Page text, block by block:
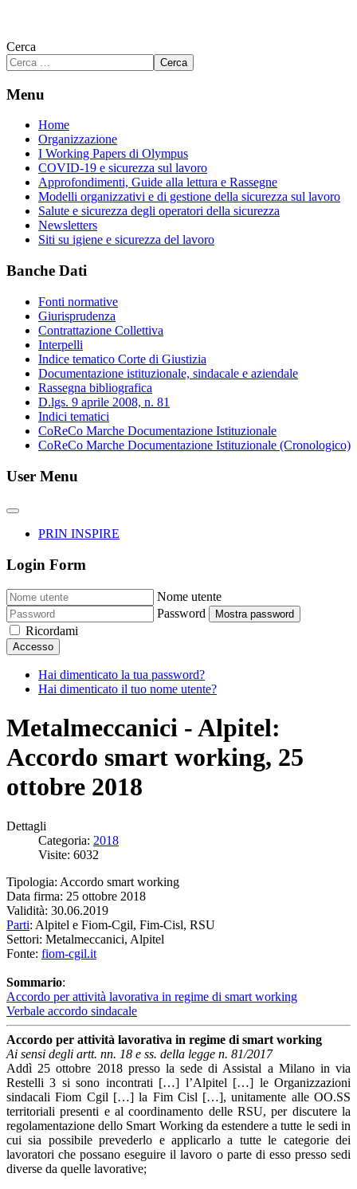
Cerca
Cerca
Menu
Home
Organizzazione
I Working Papers di Olympus
COVID-19 e sicurezza sul lavoro
Approfondimenti, Guide alla lettura e Rassegne
Modelli organizzativi e di gestione della sicurezza sul lavoro
Salute e sicurezza degli operatori della sicurezza
Newsletters
Siti su igiene e sicurezza del lavoro
Banche Dati
Fonti normative
Giurisprudenza
Contrattazione Collettiva
Interpelli
Indice tematico Corte di Giustizia
Documentazione istituzionale, sindacale e aziendale
Rassegna bibliografica
D.lgs. 9 aprile 2008, n. 81
Indici tematici
CoReCo Marche Documentazione Istituzionale
CoReCo Marche Documentazione Istituzionale (Cronologico)
User Menu
PRIN INSPIRE
Login Form
Nome utente
Password
Mostra password
Ricordami
Accesso
Hai dimenticato la tua password?
Hai dimenticato il tuo nome utente?
Metalmeccanici - Alpitel:
Accordo smart working, 25
ottobre 2018
Dettagli
Categoria: 2018
Visite: 6032
Tipologia: Accordo smart working
Data firma: 25 ottobre 2018
Validità: 30.06.2019
Parti: Alpitel e Fiom-Cgil, Fim-Cisl, RSU
Settori: Metalmeccanici, Alpitel
Fonte: fiom-cgil.it
Sommario:
Accordo per attività lavorativa in regime di smart working
Verbale accordo sindacale
Accordo per attività lavorativa in regime di smart working
Ai sensi degli artt. nn. 18 e ss. della legge n. 81/2017
Addì 25 ottobre 2018 presso la sede di Assistal a Milano in via
Restelli 3 si sono incontrati […] l’Alpitel […] le Organizzazioni
sindacali Fiom Cgil […] la Fim Cisl […], unitamente alle OO.SS
territoriali presenti e al coordinamento delle RSU, per discutere la
regolamentazione dello Smart Working da estendere a tutte le sedi in
cui sia possibile prevederlo e applicarlo a tutte le categorie dei
lavoratori che possano eseguire il lavoro o parte di esso presso sedi
diverse da quelle lavorative;